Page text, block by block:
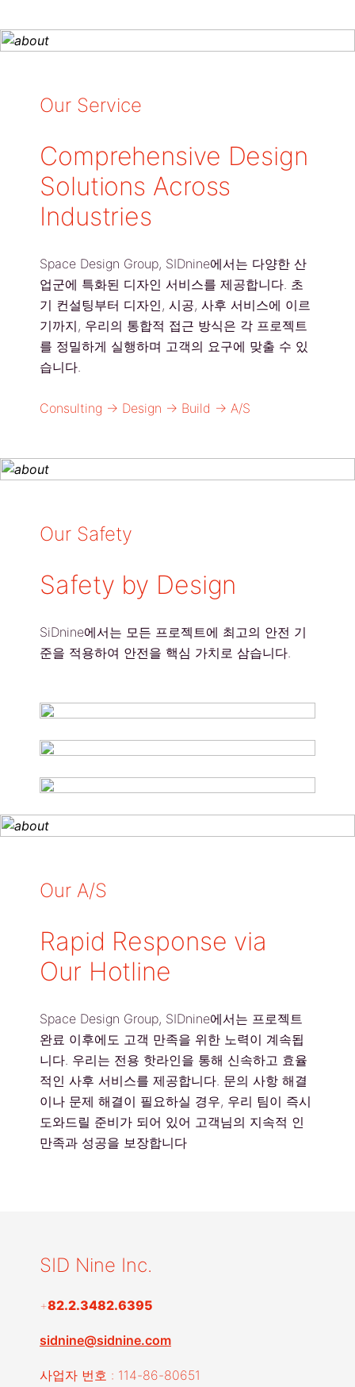
Our Service
Comprehensive Design
Solutions Across
Industries
Space Design Group, SIDnine에서는 다양한 산
업군에 특화된 디자인 서비스를 제공합니다. 초
기 컨설팅부터 디자인, 시공, 사후 서비스에 이르
기까지, 우리의 통합적 접근 방식은 각 프로젝트
를 정밀하게 실행하며 고객의 요구에 맞출 수 있
습니다.
Consulting → Design → Build → A/S
Our Safety
Safety by Design
SiDnine에서는 모든 프로젝트에 최고의 안전 기
준을 적용하여 안전을 핵심 가치로 삼습니다.
Our A/S
Rapid Response via
Our Hotline
Space Design Group, SIDnine에서는 프로젝트
완료 이후에도 고객 만족을 위한 노력이 계속됩
니다. 우리는 전용 핫라인을 통해 신속하고 효율
적인 사후 서비스를 제공합니다. 문의 사항 해결
이나 문제 해결이 필요하실 경우, 우리 팀이 즉시
도와드릴 준비가 되어 있어 고객님의 지속적 인
만족과 성공을 보장합니다
SID Nine Inc.
+82.2.3482.6395
sidnine@sidnine.com
사업자 번호 : 114-86-80651